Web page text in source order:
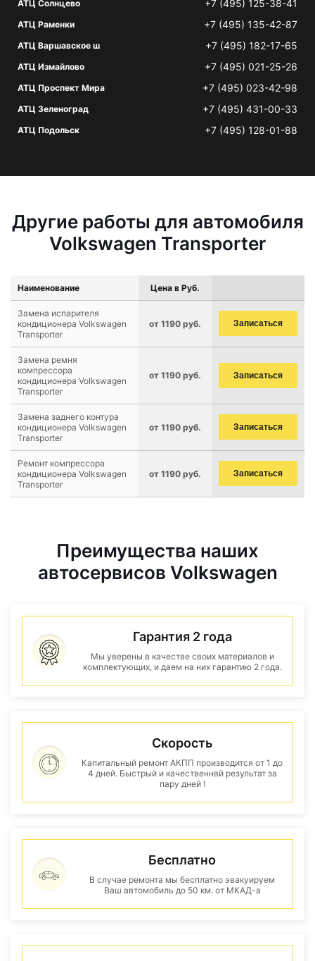
АТЦ Солнцево +7 (495) 125-38-41
АТЦ Раменки +7 (495) 135-42-87
АТЦ Варшавское ш +7 (495) 182-17-65
АТЦ Измайлово +7 (495) 021-25-26
АТЦ Проспект Мира +7 (495) 023-42-98
АТЦ Зеленоград +7 (495) 431-00-33
АТЦ Подольск +7 (495) 128-01-88
Другие работы для автомобиля
Volkswagen Transporter
Наименование Цена в Руб.
Замена испарителя
кондиционера Volkswagen
Transporter
от 1190 руб. Записаться
Замена ремня
компрессора
кондиционера Volkswagen
Transporter
от 1190 руб. Записаться
Замена заднего контура
кондиционера Volkswagen
Transporter
от 1190 руб. Записаться
Ремонт компрессора
кондиционера Volkswagen
Transporter
от 1190 руб. Записаться
Преимущества наших
автосервисов Volkswagen
Гарантия 2 года
Мы уверены в качестве своих материалов и
комплектующих, и даем на них гарантию 2 года.
Скорость
Капитальный ремонт АКПП производится от 1 до
4 дней. Быстрый и качественнвй результат за
пару дней !
Бесплатно
В случае ремонта мы бесплатно эвакуируем
Ваш автомобиль до 50 км. от МКАД-а